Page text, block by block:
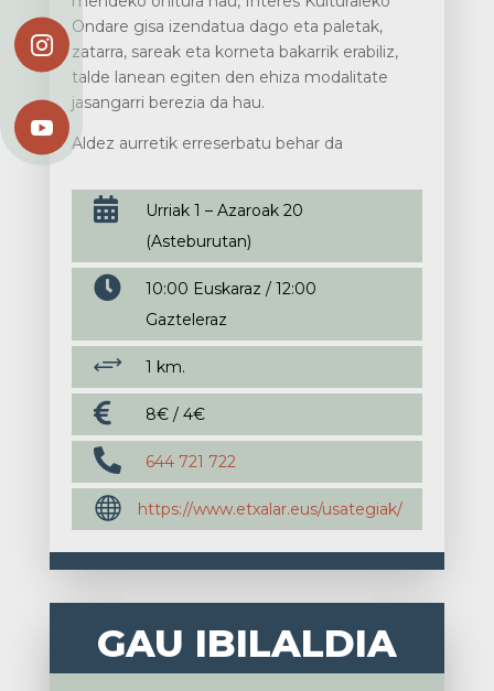


Ondare gisa izendatua dago eta paletak,
zatarra, sareak eta korneta bakarrik erabiliz,
talde lanean egiten den ehiza modalitate
jasangarri berezia da hau.
Aldez aurretik erreserbatu behar da

Urriak 1 – Azaroak 20
(Asteburutan)

10:00 Euskaraz / 12:00
Gazteleraz
+ 1 km.
 8€ / 4€
 644 721 722
 https://www.etxalar.eus/usategiak/
GAU IBILALDIA